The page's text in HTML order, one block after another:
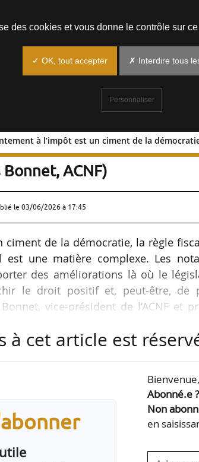
à l’impôt est un ciment de la
à l’impôt est
ACNF)
le 03/06/2026 à 17:45
ciment de la démocratie, la règle
une matière complexe. Les
des améliorations là où le
le droit positif et, peut-être, de
vice-président de l’ACNF et
Darmanin) et du ministre des PME
à cet article est
Bienvenue,
Abonné.e ?
Non
en
des cookies et vous donne le contrôle sur
✓ OK, tout accepter ✗ Interdire tous
Personnaliser